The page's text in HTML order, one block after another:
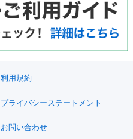
利用規約
プライバシーステートメント
お問い合わせ